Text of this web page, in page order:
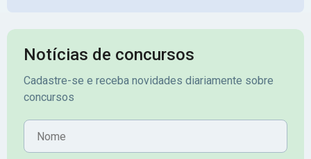
Notícias de concursos
Cadastre-se e receba novidades diariamente sobre
concursos
Nome